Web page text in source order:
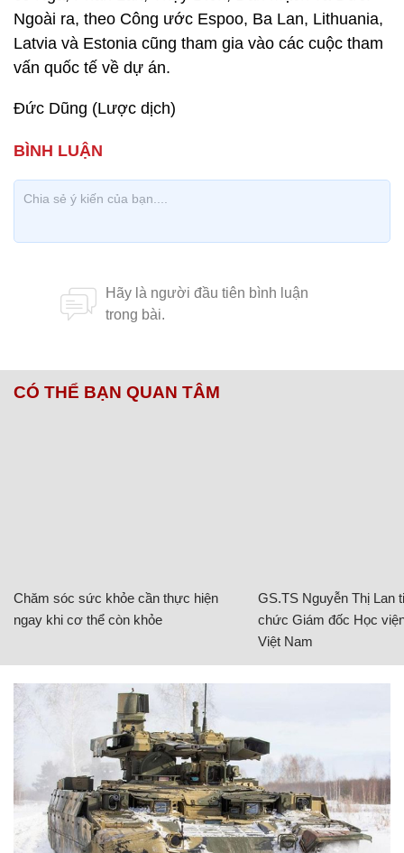
Ngoài ra, theo Công ước Espoo, Ba Lan, Lithuania,
Latvia và Estonia cũng tham gia vào các cuộc tham
vấn quốc tế về dự án.
Đức Dũng (Lược dịch)
CÓ THỂ BẠN QUAN TÂM
Chăm sóc sức khỏe cần thực hiện
ngay khi cơ thể còn khỏe
GS.TS Nguyễn Thị Lan
chức Giám đốc Học
Việt Nam